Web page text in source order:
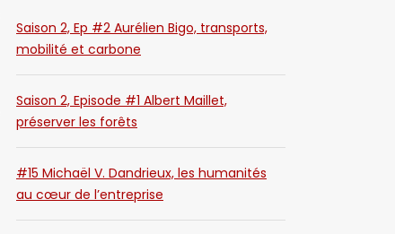
Saison 2, Ep #2 Aurélien Bigo, transports,
mobilité et carbone
Saison 2, Episode #1 Albert Maillet,
préserver les forêts
#15 Michaël V. Dandrieux, les humanités
au cœur de l’entreprise